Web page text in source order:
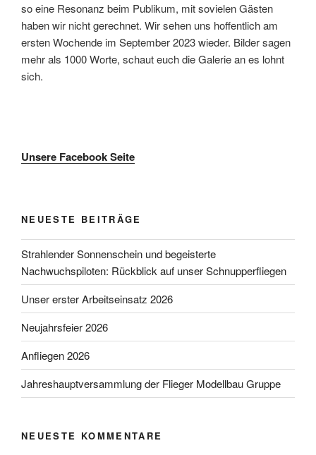
so eine Resonanz beim Publikum, mit sovielen Gästen
haben wir nicht gerechnet. Wir sehen uns hoffentlich am
ersten Wochende im September 2023 wieder. Bilder sagen
mehr als 1000 Worte, schaut euch die Galerie an es lohnt
sich.
Unsere Facebook Seite
NEUESTE BEITRÄGE
Strahlender Sonnenschein und begeisterte
Nachwuchspiloten: Rückblick auf unser Schnupperfliegen
Unser erster Arbeitseinsatz 2026
Neujahrsfeier 2026
Anfliegen 2026
Jahreshauptversammlung der Flieger Modellbau Gruppe
NEUESTE KOMMENTARE